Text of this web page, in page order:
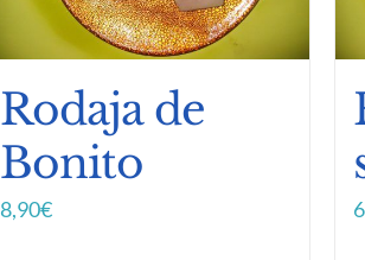
Rodaja de
Bonito
8,90€